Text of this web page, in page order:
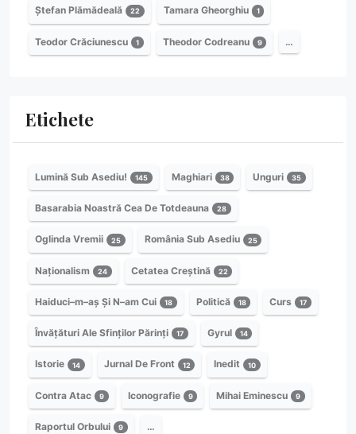
Ștefan Plămădeală 22 Tamara Gheorghiu 1
Teodor Crăciunescu 1 Theodor Codreanu 9 …
Etichete
Lumină Sub Asediu! 145 Maghiari 38 Unguri 35
Basarabia Noastră Cea De Totdeauna 28
Oglinda Vremii 25 România Sub Asediu 25
Naționalism 24 Cetatea Creștină 22
Haiduci–m–aș Și N–am Cui 18 Politică 18 Curs 17
Învățături Ale Sfinților Părinți 17 Gyrul 14
Istorie 14 Jurnal De Front 12 Inedit 10
Contra Atac 9 Iconografie 9 Mihai Eminescu 9
Raportul Orbului 9 …